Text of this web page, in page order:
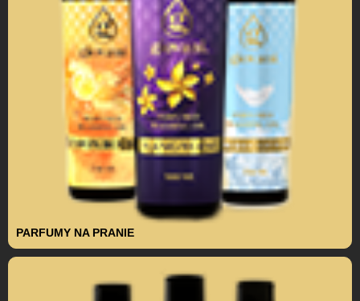
PARFUMY NA PRANIE